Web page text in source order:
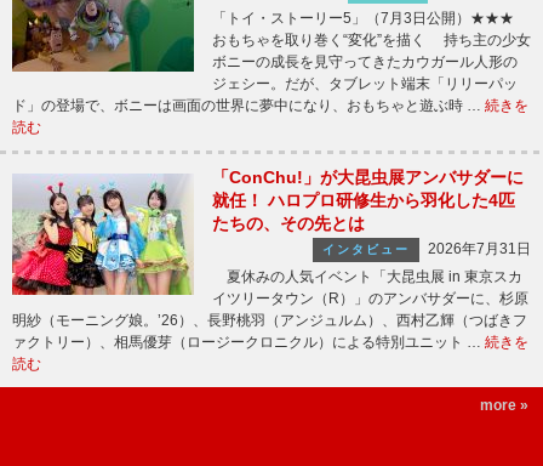
「トイ・ストーリー5」（7月3日公開）★★★
おもちゃを取り巻く“変化”を描く 持ち主の少女
ボニーの成長を見守ってきたカウガール人形の
ジェシー。だが、タブレット端末「リリーパッ
ド」の登場で、ボニーは画面の世界に夢中になり、おもちゃと遊ぶ時 … 続きを
読む
「ConChu!」が大昆虫展アンバサダーに
就任！ ハロプロ研修生から羽化した4匹
たちの、その先とは
インタビュー
2026年7月31日
夏休みの人気イベント「大昆虫展 in 東京スカ
イツリータウン（R）」のアンバサダーに、杉原
明紗（モーニング娘。’26）、長野桃羽（アンジュルム）、西村乙輝（つばきフ
ァクトリー）、相馬優芽（ロージークロニクル）による特別ユニット … 続きを
読む
more »